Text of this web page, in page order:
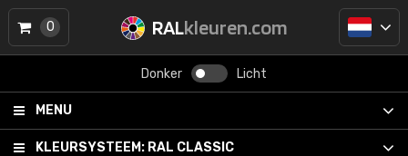
RALkleuren.com
Donker Licht
MENU
KLEURSYSTEEM: RAL CLASSIC
0